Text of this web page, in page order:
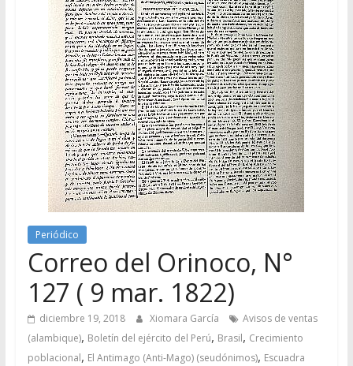
Periódico
Correo del Orinoco, N°
127 ( 9 mar. 1822)
diciembre 19, 2018 Xiomara García
Avisos de ventas
(alambique), Boletín del ejército del Perú, Brasil, Crecimiento
poblacional, El Antimago (Anti-Mago) (seudónimos), Escuadra